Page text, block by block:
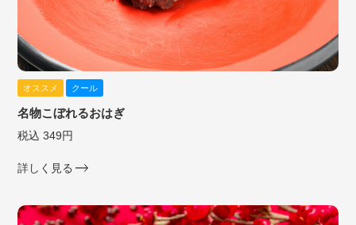
オススメ クール
名物こぼれるおはぎ
税込 349円
詳しく見る